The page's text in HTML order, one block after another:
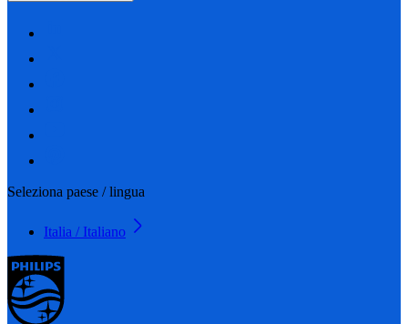
Seleziona paese / lingua
Italia / Italiano